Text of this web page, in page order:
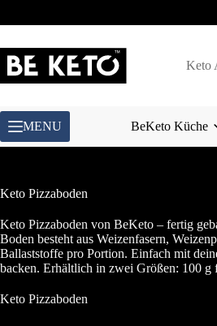
Keto
MENU BeKeto Küche
Keto Pizzaboden
Keto Pizzaboden von BeKeto – fertig
Boden besteht aus Weizenfasern,
Ballaststoffe pro Portion. Einfach mit
backen. Erhältlich in zwei Größen: 100 g
Keto Pizzaboden